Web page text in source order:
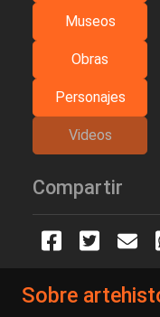
Museos
Obras
Personajes
Videos
Compartir
Sobre